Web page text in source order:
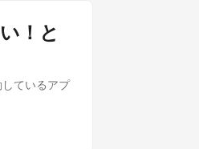
！と
ているアプ